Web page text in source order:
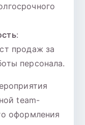
:
продаж за
персонала.
team-
оформления